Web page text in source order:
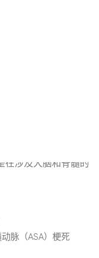
非奢侈品，而是必
辅助设备正在改变
方式。但这些工具
受益于免提辅助技
在涉及大脑和脊髓的
脉（ASA）梗死